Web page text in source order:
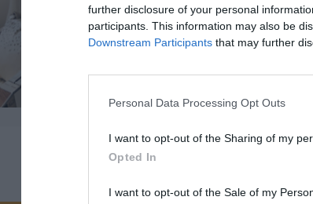
further disclosure of your personal
participants. This information may also be
Downstream Participants that may further
Personal Data Processing Opt Outs
I want to opt-out of the Sharing of my
Opted In
I want to opt-out of the Sale of my